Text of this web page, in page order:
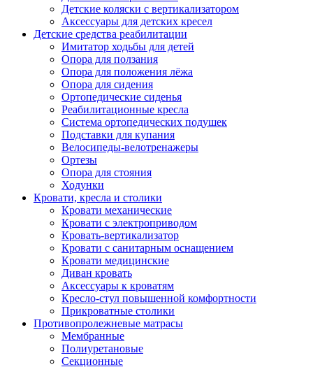
Детские коляски с вертикализатором
Аксессуары для детских кресел
Детские средства реабилитации
Имитатор ходьбы для детей
Опора для ползания
Опора для положения лёжа
Опора для сидения
Ортопедические сиденья
Реабилитационные кресла
Система ортопедических подушек
Подставки для купания
Велосипеды-велотренажеры
Ортезы
Опора для стояния
Ходунки
Кровати, кресла и столики
Кровати механические
Кровати с электроприводом
Кровать-вертикализатор
Кровати с санитарным оснащением
Кровати медицинские
Диван кровать
Аксессуары к кроватям
Кресло-стул повышенной комфортности
Прикроватные столики
Противопролежневые матрасы
Мембранные
Полиуретановые
Секционные